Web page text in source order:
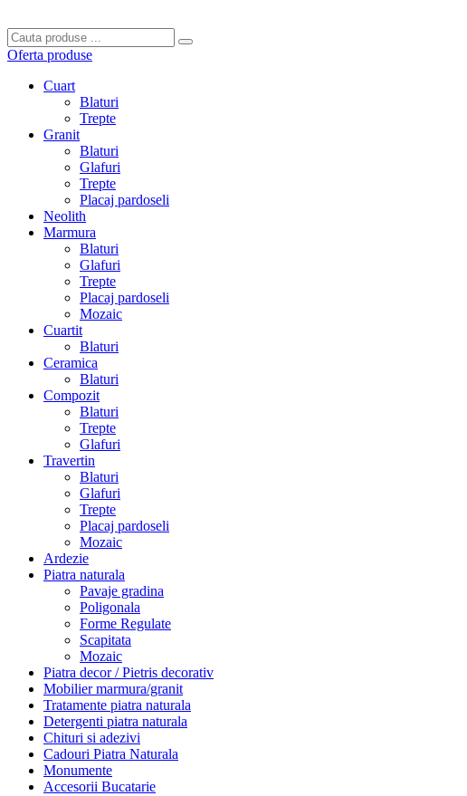
Oferta produse
Cuart
Blaturi
Trepte
Granit
Blaturi
Glafuri
Trepte
Placaj pardoseli
Neolith
Marmura
Blaturi
Glafuri
Trepte
Placaj pardoseli
Mozaic
Cuartit
Blaturi
Ceramica
Blaturi
Compozit
Blaturi
Trepte
Glafuri
Travertin
Blaturi
Glafuri
Trepte
Placaj pardoseli
Mozaic
Ardezie
Piatra naturala
Pavaje gradina
Poligonala
Forme Regulate
Scapitata
Mozaic
Piatra decor / Pietris decorativ
Mobilier marmura/granit
Tratamente piatra naturala
Detergenti piatra naturala
Chituri si adezivi
Cadouri Piatra Naturala
Monumente
Accesorii Bucatarie